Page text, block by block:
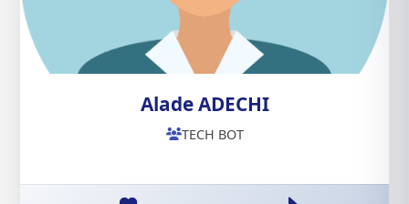
Alade ADECHI
TECH BOT